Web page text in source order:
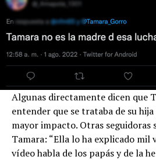
Algunas directamente dicen que
entender que se trataba de su
mayor impacto. Otras seguidoras
Tamara: “Ella lo ha explicado mil
vídeo habla de los papás y de la